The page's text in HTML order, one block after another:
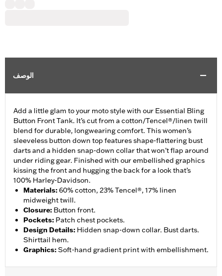
الوصف
Add a little glam to your moto style with our Essential Bling
Button Front Tank. It’s cut from a cotton/Tencel®/linen twill
blend for durable, longwearing comfort. This women’s
sleeveless button down top features shape-flattering bust
darts and a hidden snap-down collar that won’t flap around
under riding gear. Finished with our embellished graphics
kissing the front and hugging the back for a look that’s
100% Harley-Davidson.
Materials:60% cotton, 23% Tencel®, 17% linen
midweight twill.
Closure: Button front.
Pockets: Patch chest pockets.
Design Details: Hidden snap-down collar. Bust darts.
Shirttail hem.
Graphics:Soft-hand gradient print with embellishment.